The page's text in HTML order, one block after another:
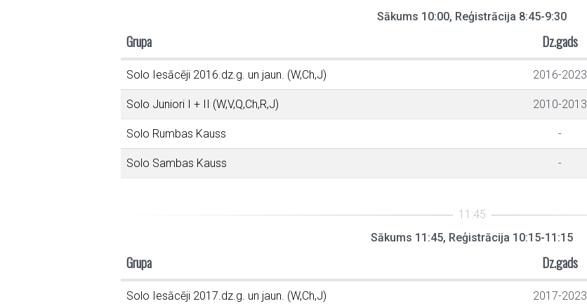
Sākums 10:00, Reģistrācija 8:45-9:30
Grupa Dz.gads
Solo Iesācēji 2016.dz.g. un jaun. (W,Ch,J) 2016-2023
Solo Juniori I + II (W,V,Q,Ch,R,J) 2010-2013
Solo Rumbas Kauss -
Solo Sambas Kauss -
Sākums 11:45, Reģistrācija 10:15-11:15
Grupa Dz.gads
Solo Iesācēji 2017.dz.g. un jaun. (W,Ch,J) 2017-2023